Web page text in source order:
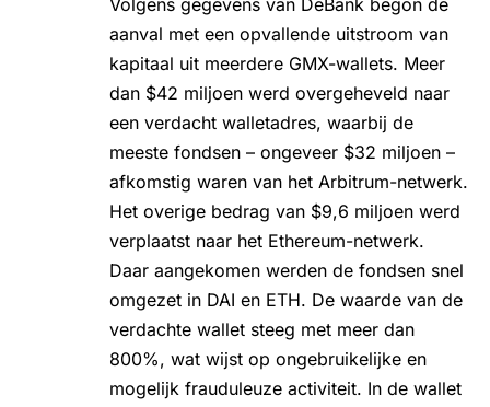
aanval met een opvallende uitstroom van
kapitaal uit meerdere GMX-wallets. Meer
dan $42 miljoen werd overgeheveld naar
een verdacht walletadres, waarbij de
meeste fondsen – ongeveer $32 miljoen –
afkomstig waren van het Arbitrum-netwerk.
Het overige bedrag van $9,6 miljoen werd
verplaatst naar het Ethereum-netwerk.
Daar aangekomen werden de fondsen snel
omgezet in DAI en ETH. De waarde van de
verdachte wallet steeg met meer dan
800%, wat wijst op ongebruikelijke en
mogelijk frauduleuze activiteit. In de wallet